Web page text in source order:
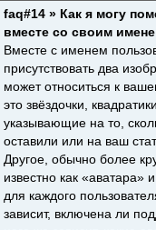
faq#14 » Как я могу
вместе со своим
Вместе с именем
присутствовать два
может относиться к
это звёздочки,
указывающие на то,
оставили или на ваш
Другое, обычно более
известно как «аватара»
для каждого
зависит, включена ли